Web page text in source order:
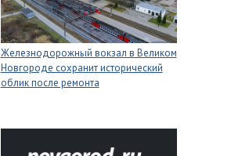
Железнодорожный вокзал в Великом
Новгороде сохранит исторический
облик после ремонта